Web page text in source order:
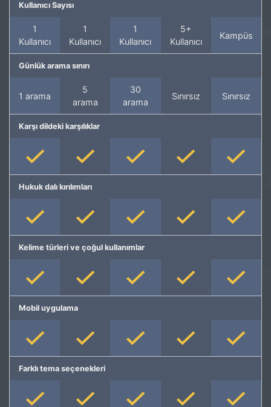
Kullanıcı Sayısı
1
Kullanıcı
1
Kullanıcı
1
Kullanıcı
5+
Kullanıcı
Kampüs
Günlük arama sınırı
1 arama
5
arama
30
arama
Sınırsız Sınırsız
Karşı dildeki karşılıklar
Hukuk dalı kırılımları
Kelime türleri ve çoğul kullanımlar
Mobil uygulama
Farklı tema seçenekleri